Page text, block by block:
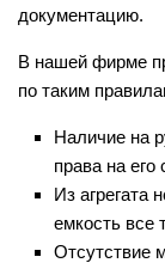
документацию.
В нашей фирме
по таким
Наличие на
права на его
Из агрегата
емкость все
Отсутствие